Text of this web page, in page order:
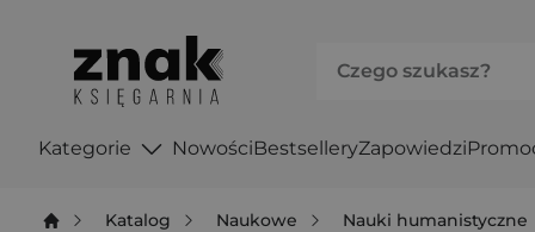
Kategorie NowościBestselleryZapowiedzi
Katalog Naukowe Nauki humanistyczne